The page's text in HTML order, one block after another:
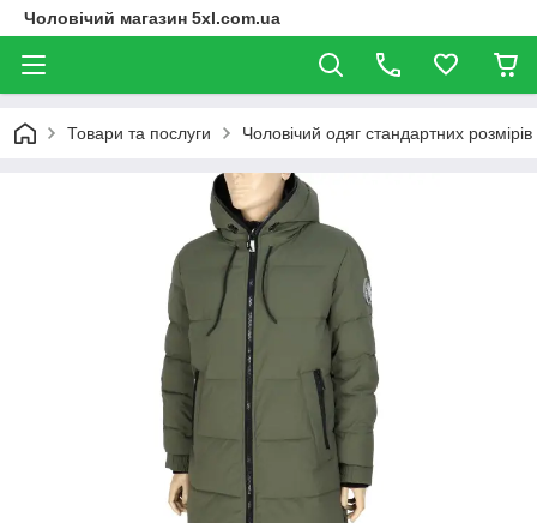
Чоловічий магазин 5xl.com.ua
Товари та послуги Чоловічий одяг стандартних розмірів